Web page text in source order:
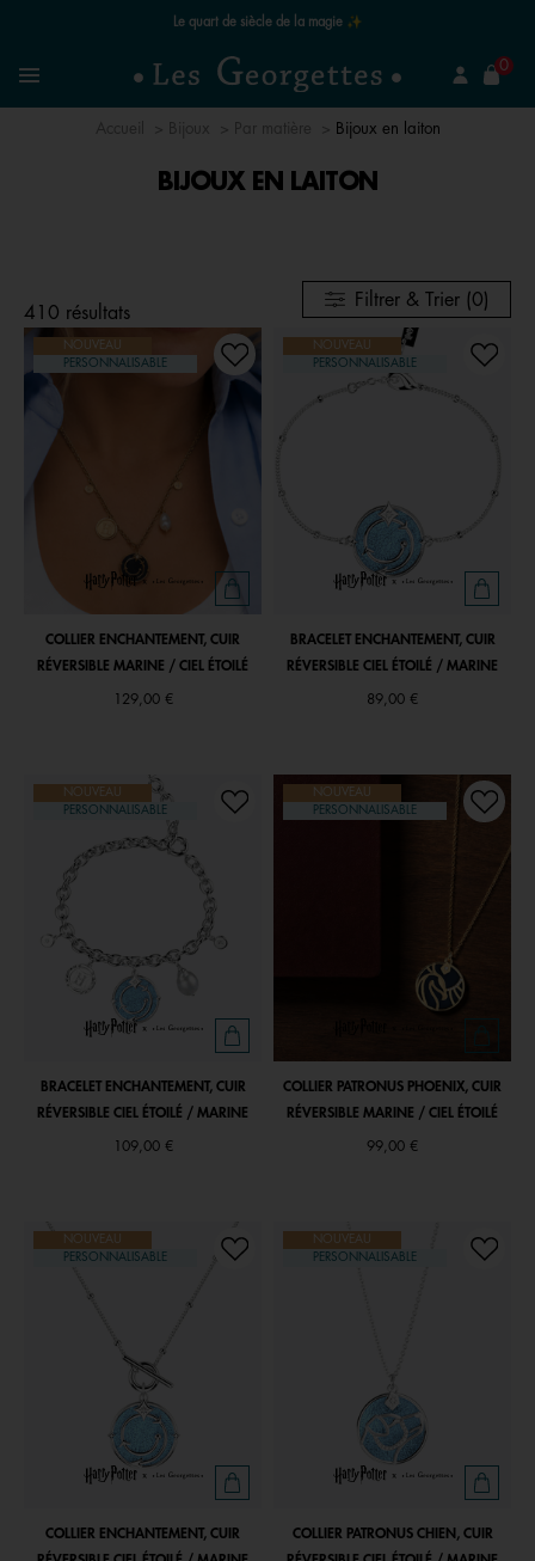
Le quart de siècle de la magie ✨
MenuRecherchez un bijou
0
Bijoux en laiton
BIJOUX EN LAITON
410 résultats
Filtrer & Trier (0)
NOUVEAU
PERSONNALISABLE
COLLIER ENCHANTEMENT, CUIR
RÉVERSIBLE MARINE / CIEL ÉTOILÉ
129,00 €
NOUVEAU
PERSONNALISABLE
BRACELET ENCHANTEMENT, CUIR
RÉVERSIBLE CIEL ÉTOILÉ / MARINE
89,00 €
NOUVEAU
PERSONNALISABLE
BRACELET ENCHANTEMENT, CUIR
RÉVERSIBLE CIEL ÉTOILÉ / MARINE
109,00 €
NOUVEAU
PERSONNALISABLE
COLLIER PATRONUS PHOENIX, CUIR
RÉVERSIBLE MARINE / CIEL ÉTOILÉ
99,00 €
NOUVEAU
PERSONNALISABLE
COLLIER ENCHANTEMENT, CUIR
NOUVEAU
PERSONNALISABLE
COLLIER PATRONUS CHIEN, CUIR